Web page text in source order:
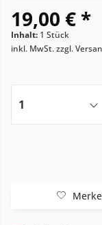
19,00 € *
Inhalt: 1 Stück
inkl. MwSt.zzgl.